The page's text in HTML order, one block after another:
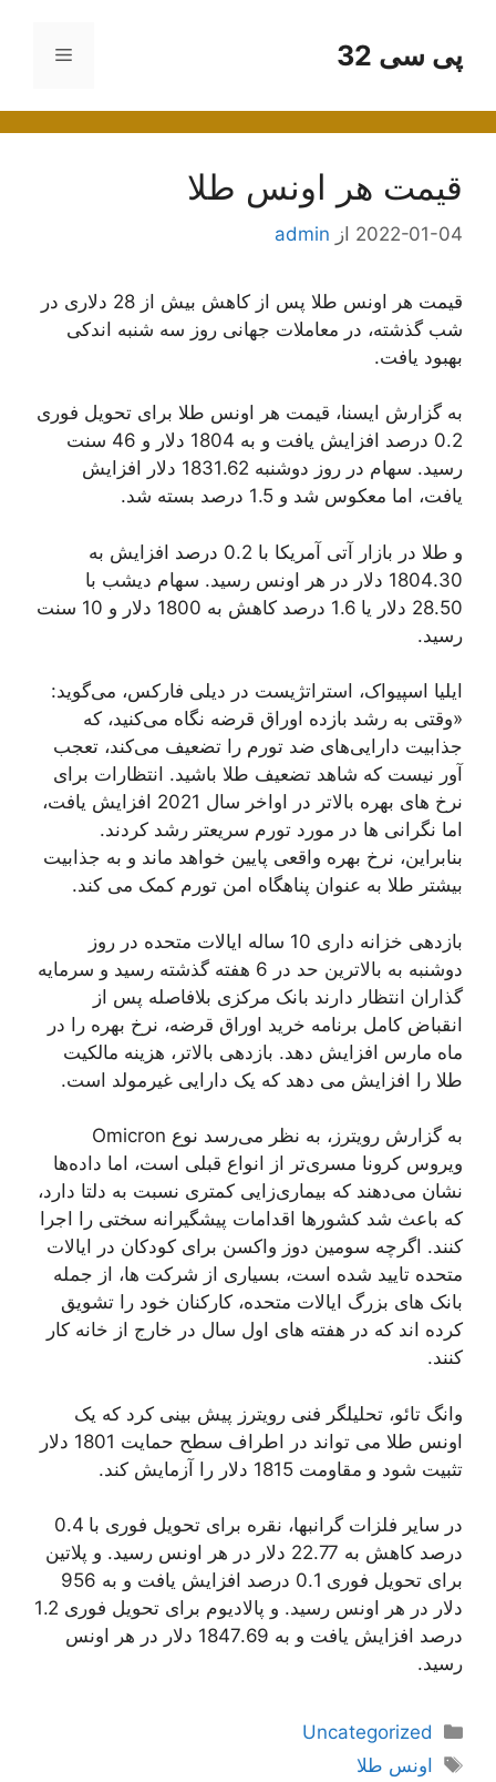
محتواپی سی 32 فهرست
قیمت هر اونس طلا
2022-01-04 از admin
قیمت هر اونس طلا پس از کاهش بیش از 28 دلاری در
شب گذشته، در معاملات جهانی روز سه شنبه اندکی
بهبود یافت.
به گزارش ایسنا، قیمت هر اونس طلا برای تحویل فوری
0.2 درصد افزایش یافت و به 1804 دلار و 46 سنت
رسید. سهام در روز دوشنبه 1831.62 دلار افزایش
یافت، اما معکوس شد و 1.5 درصد بسته شد.
و طلا در بازار آتی آمریکا با 0.2 درصد افزایش به
1804.30 دلار در هر اونس رسید. سهام دیشب با
28.50 دلار یا 1.6 درصد کاهش به 1800 دلار و 10 سنت
رسید.
ایلیا اسپیواک، استراتژیست در دیلی فارکس، می‌گوید:
«وقتی به رشد بازده اوراق قرضه نگاه می‌کنید، که
جذابیت دارایی‌های ضد تورم را تضعیف می‌کند، تعجب
آور نیست که شاهد تضعیف طلا باشید. انتظارات برای
نرخ های بهره بالاتر در اواخر سال 2021 افزایش یافت،
اما نگرانی ها در مورد تورم سریعتر رشد کردند.
بنابراین، نرخ بهره واقعی پایین خواهد ماند و به جذابیت
بیشتر طلا به عنوان پناهگاه امن تورم کمک می کند.
بازدهی خزانه داری 10 ساله ایالات متحده در روز
دوشنبه به بالاترین حد در 6 هفته گذشته رسید و سرمایه
گذاران انتظار دارند بانک مرکزی بلافاصله پس از
انقباض کامل برنامه خرید اوراق قرضه، نرخ بهره را در
ماه مارس افزایش دهد. بازدهی بالاتر، هزینه مالکیت
طلا را افزایش می دهد که یک دارایی غیرمولد است.
به گزارش رویترز، به نظر می‌رسد نوع Omicron
ویروس کرونا مسری‌تر از انواع قبلی است، اما داده‌ها
نشان می‌دهند که بیماری‌زایی کمتری نسبت به دلتا دارد،
که باعث شد کشورها اقدامات پیشگیرانه سختی را اجرا
کنند. اگرچه سومین دوز واکسن برای کودکان در ایالات
متحده تایید شده است، بسیاری از شرکت ها، از جمله
بانک های بزرگ ایالات متحده، کارکنان خود را تشویق
کرده اند که در هفته های اول سال در خارج از خانه کار
کنند.
وانگ تائو، تحلیلگر فنی رویترز پیش بینی کرد که یک
اونس طلا می تواند در اطراف سطح حمایت 1801 دلار
تثبیت شود و مقاومت 1815 دلار را آزمایش کند.
در سایر فلزات گرانبها، نقره برای تحویل فوری با 0.4
درصد کاهش به 22.77 دلار در هر اونس رسید. و پلاتین
برای تحویل فوری 0.1 درصد افزایش یافت و به 956
دلار در هر اونس رسید. و پالادیوم برای تحویل فوری 1.2
درصد افزایش یافت و به 1847.69 دلار در هر اونس
رسید.
دسته‌ها
Uncategorized
برچسب‌ها
اونس طلا